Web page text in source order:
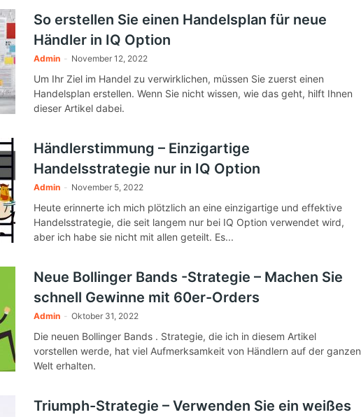
So erstellen Sie einen Handelsplan für neue
Händler in IQ Option
Admin - November 12, 2022
Um Ihr Ziel im Handel zu verwirklichen, müssen Sie zuerst einen
Handelsplan erstellen. Wenn Sie nicht wissen, wie das geht, hilft Ihnen
dieser Artikel dabei.
Händlerstimmung – Einzigartige
Handelsstrategie nur in IQ Option
Admin - November 5, 2022
Heute erinnerte ich mich plötzlich an eine einzigartige und effektive
Handelsstrategie, die seit langem nur bei IQ Option verwendet wird,
aber ich habe sie nicht mit allen geteilt. Es...
Neue Bollinger Bands -Strategie – Machen Sie
schnell Gewinne mit 60er-Orders
Admin - Oktober 31, 2022
Die neuen Bollinger Bands . Strategie, die ich in diesem Artikel
vorstellen werde, hat viel Aufmerksamkeit von Händlern auf der ganzen
Welt erhalten.
Triumph-Strategie – Verwenden Sie ein weißes